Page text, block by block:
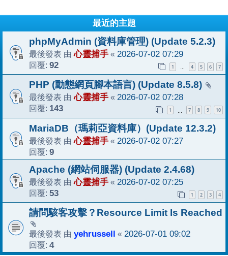
最近的主題
phpMyAdmin (資料庫管理) (Update 5.2.3)
最後發表 由心靈捕手 « 2026-07-02 07:29
回覆: 92 1 … 4 5 6 7
PHP (動態網頁腳本語言) (Update 8.5.8)
最後發表 由心靈捕手 « 2026-07-02 07:28
回覆: 143 1 7 8 9 10
MariaDB（瑪莉亞資料庫）(Update 12.3.2)
最後發表 由心靈捕手 « 2026-07-02 07:27
回覆: 9
Apache (網站伺服器) (Update 2.4.68)
最後發表 由心靈捕手 « 2026-07-02 07:25
回覆: 53 1 2 3 4
請問駭客攻擊？Resource Limit Is Reached
最後發表 由 yehrussell « 2026-07-01 09:02
回覆: 4